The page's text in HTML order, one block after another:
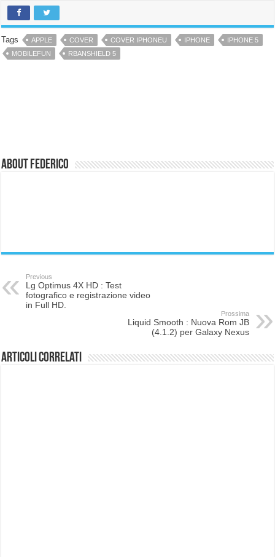
Tags APPLE COVER COVER IPHONEU IPHONE
IPHONE 5
MOBILEFUN
RBANSHIELD 5
About Federico
Previous
Lg Optimus 4X HD : Test
fotografico e registrazione video
in Full HD.
Prossima
Liquid Smooth : Nuova Rom JB
(4.1.2) per Galaxy Nexus
Articoli correlati